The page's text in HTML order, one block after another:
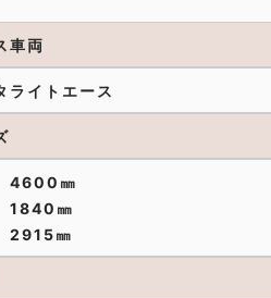
車両
ライトエース
4600㎜
㎜
2915㎜